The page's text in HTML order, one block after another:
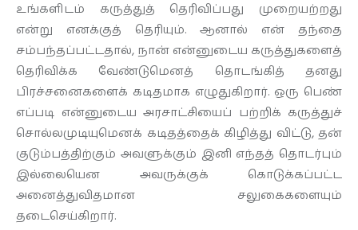
உங்களிடம் கருத்துத் தெரிவிப்பது முறையற்றது
என்று எனக்குத் தெரியும். ஆனால் என் தந்தை
சம்பந்தப்பட்டதால், நான் என்னுடைய கருத்துகளைத்
தெரிவிக்க வேண்டுமெனத் தொடங்கித் தனது
பிரச்சனைகளைக் கடிதமாக எழுதுகிறார். ஒரு பெண்
எப்படி என்னுடைய அரசாட்சியைப் பற்றிக் கருத்துச்
சொல்லமுடியுமெனக் கடிதத்தைக் கிழித்து விட்டு, தன்
குடும்பத்திற்கும் அவளுக்கும் இனி எந்தத் தொடர்பும்
இல்லையென அவருக்குக் கொடுக்கப்பட்ட
அனைத்துவிதமான சலுகைகளையும்
தடைசெய்கிறார்.